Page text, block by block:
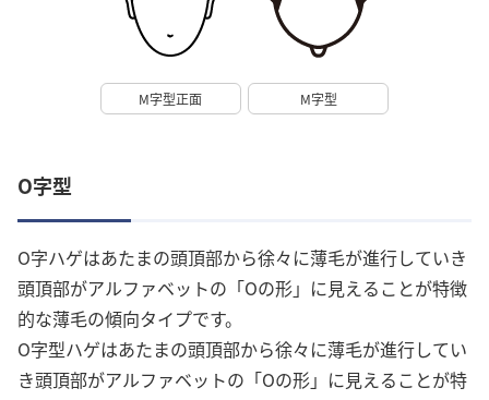
M字型正面 M字型
O字型
O字ハゲはあたまの頭頂部から徐々に薄毛が進行していき
頭頂部がアルファベットの「Oの形」に見えることが特徴
的な薄毛の傾向タイプです。
O字型ハゲはあたまの頭頂部から徐々に薄毛が進行してい
き頭頂部がアルファベットの「Oの形」に見えることが特